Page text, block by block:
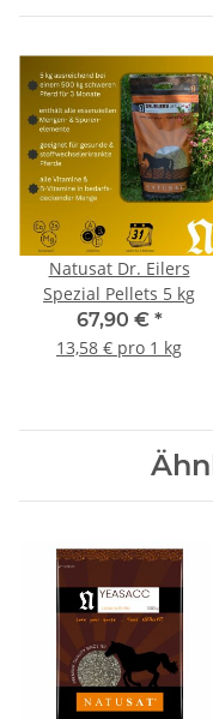
Natusat Dr. Eilers
Spezial Pellets 5 kg
67,90 € *
13,58 € pro 1 kg